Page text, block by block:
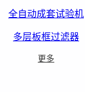
全自动成套试验机
多层板框过滤器
更多